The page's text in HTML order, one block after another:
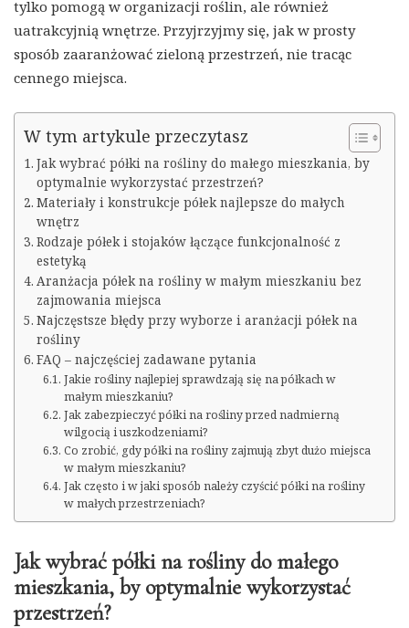
tylko pomogą w organizacji roślin, ale również
uatrakcyjnią wnętrze. Przyjrzyjmy się, jak w prosty
sposób zaaranżować zieloną przestrzeń, nie tracąc
cennego miejsca.
W tym artykule przeczytasz
Jak wybrać półki na rośliny do małego mieszkania, by
optymalnie wykorzystać przestrzeń?
Materiały i konstrukcje półek najlepsze do małych
wnętrz
Rodzaje półek i stojaków łączące funkcjonalność z
estetyką
Aranżacja półek na rośliny w małym mieszkaniu bez
zajmowania miejsca
Najczęstsze błędy przy wyborze i aranżacji półek na
rośliny
FAQ – najczęściej zadawane pytania
Jakie rośliny najlepiej sprawdzają się na półkach w
małym mieszkaniu?
Jak zabezpieczyć półki na rośliny przed nadmierną
wilgocią i uszkodzeniami?
Co zrobić, gdy półki na rośliny zajmują zbyt dużo miejsca
w małym mieszkaniu?
Jak często i w jaki sposób należy czyścić półki na rośliny
w małych przestrzeniach?
Jak wybrać półki na rośliny do małego
mieszkania, by optymalnie wykorzystać
przestrzeń?